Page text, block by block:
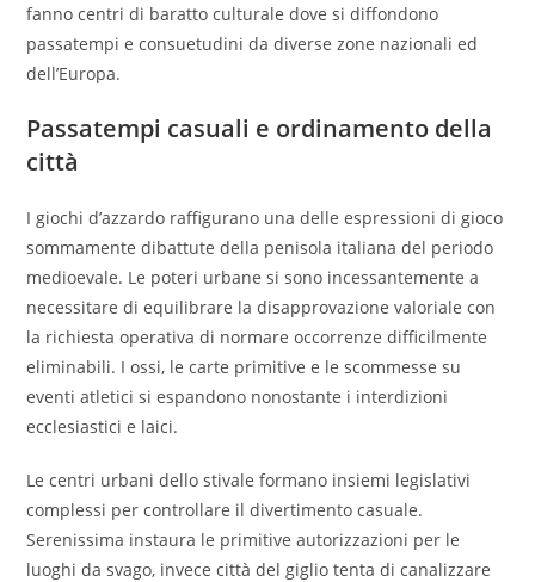
fanno centri di baratto culturale dove si diffondono
passatempi e consuetudini da diverse zone nazionali ed
dell’Europa.
Passatempi casuali e ordinamento della
città
I giochi d’azzardo raffigurano una delle espressioni di gioco
sommamente dibattute della penisola italiana del periodo
medioevale. Le poteri urbane si sono incessantemente a
necessitare di equilibrare la disapprovazione valoriale con
la richiesta operativa di normare occorrenze difficilmente
eliminabili. I ossi, le carte primitive e le scommesse su
eventi atletici si espandono nonostante i interdizioni
ecclesiastici e laici.
Le centri urbani dello stivale formano insiemi legislativi
complessi per controllare il divertimento casuale.
Serenissima instaura le primitive autorizzazioni per le
luoghi da svago, invece città del giglio tenta di canalizzare